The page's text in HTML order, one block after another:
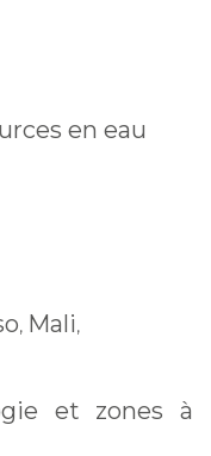
en eau
, Mali,
et zones à